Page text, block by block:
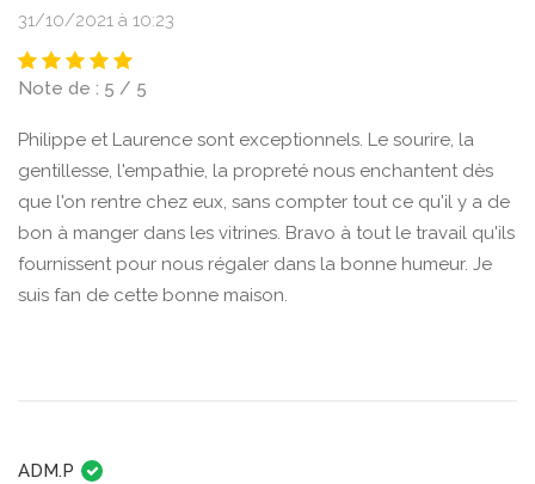
31/10/2021 à 10:23
Note de : 5 / 5
Philippe et Laurence sont exceptionnels. Le sourire, la
gentillesse, l'empathie, la propreté nous enchantent dès
que l'on rentre chez eux, sans compter tout ce qu'il y a de
bon à manger dans les vitrines. Bravo à tout le travail qu'ils
fournissent pour nous régaler dans la bonne humeur. Je
suis fan de cette bonne maison.
ADM.P